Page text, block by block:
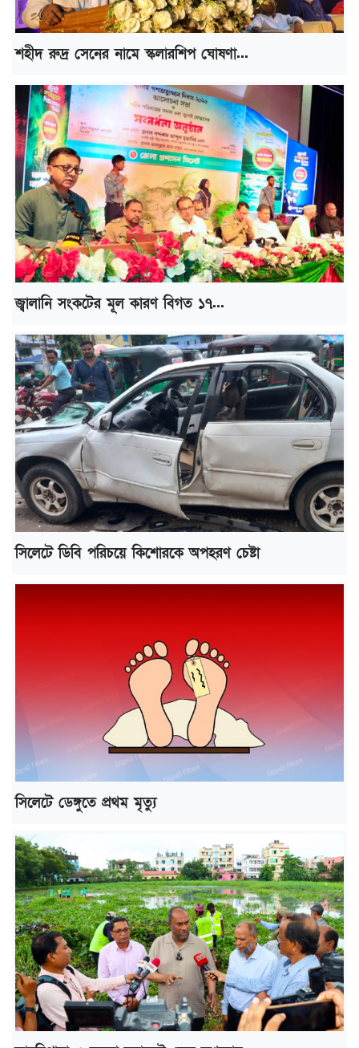
শহীদ রুদ্র সেনের নামে স্কলারশিপ ঘোষণা...
জ্বালানি সংকটের মূল কারণ বিগত ১৭...
সিলেটে ডিবি পরিচয়ে কিশোরকে অপহরণ চেষ্টা
সিলেটে ডেঙ্গুতে প্রথম মৃত্যু